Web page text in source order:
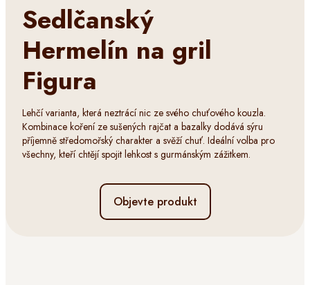
Sedlčanský
Hermelín na gril
Figura
Lehčí varianta, která neztrácí nic ze svého chuťového kouzla.
Kombinace koření ze sušených rajčat a bazalky dodává sýru
příjemně středomořský charakter a svěží chuť. Ideální volba pro
všechny, kteří chtějí spojit lehkost s gurmánským zážitkem.
Objevte produkt